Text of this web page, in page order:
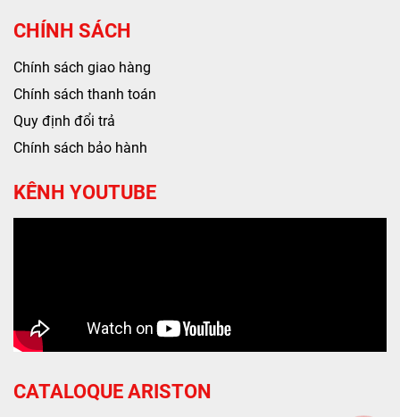
CHÍNH SÁCH
Chính sách giao hàng
Chính sách thanh toán
Quy định đổi trả
Chính sách bảo hành
KÊNH YOUTUBE
CATALOQUE ARISTON